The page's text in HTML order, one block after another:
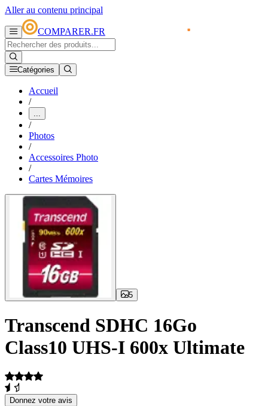
Aller au contenu principal
COMPARER.FR
Catégories
Accueil
/
...
/
Photos
/
Accessoires Photo
/
Cartes Mémoires
5
Transcend SDHC 16Go
Class10 UHS-I 600x Ultimate
Donnez votre avis